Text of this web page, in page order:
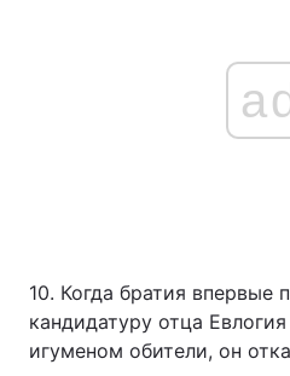
10. Когда братия впервые
кандидатуру отца
игуменом обители, он